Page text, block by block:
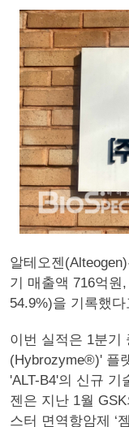
알테오젠
기 매출액 716억원
54.9%)을 기록했
이번 실적은 1분기
(Hybrozyme®)' 플
'ALT-B4'의 신규
젠은 지난 1월
스터 면역항암제 ‘